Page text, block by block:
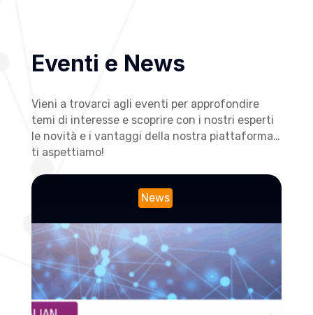
Eventi e News
Vieni a trovarci agli eventi per approfondire
temi di interesse e scoprire con i nostri esperti
le novità e i vantaggi della nostra piattaforma…
ti aspettiamo!
News